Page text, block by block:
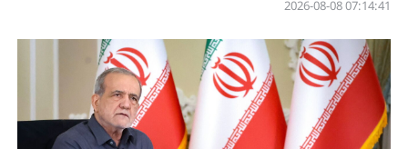
07:14:41 2026-08-08